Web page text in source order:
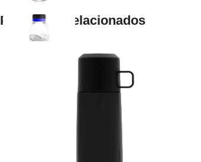
Productos relacionados